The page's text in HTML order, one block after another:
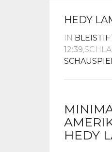
HEDY
IN
12:39
HEDY